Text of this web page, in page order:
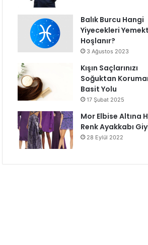
Balık Burcu Hangi
Yiyecekleri
Hoşlanır?
3 Ağustos 2023
Kışın Saçlarınızı
Soğuktan
Basit Yolu
17 Şubat 2025
Mor Elbise Altına
Renk Ayakkabı
28 Eylül 2022